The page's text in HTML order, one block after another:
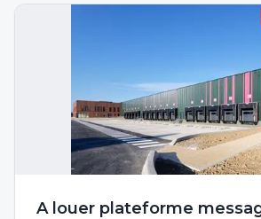
A louer plateforme